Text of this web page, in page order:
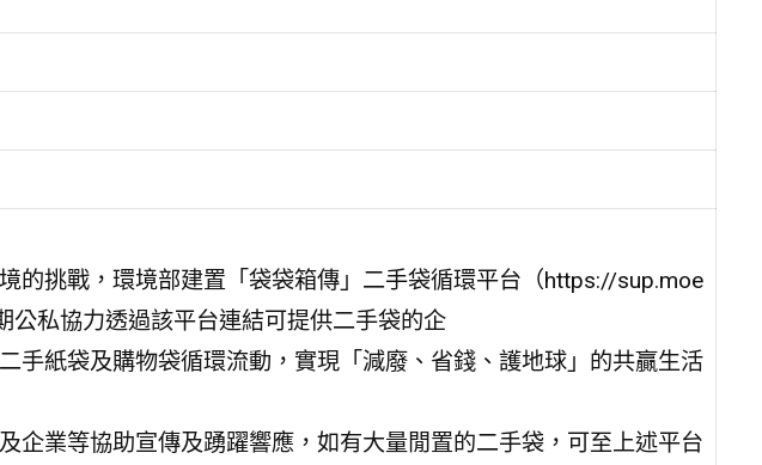
的挑戰，環境部建置「袋袋箱傳」二手袋循環平台（https://sup.moe
公私協力透過該平台連結可提供二手袋的企
手紙袋及購物袋循環流動，實現「減廢、省錢、護地球」的共贏生活
企業等協助宣傳及踴躍響應，如有大量閒置的二手袋，可至上述平台